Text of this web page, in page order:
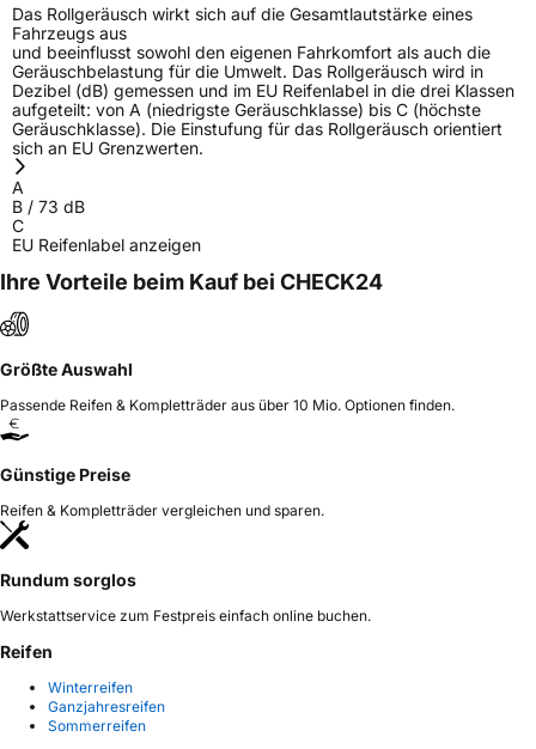
Das Rollgeräusch wirkt sich auf die Gesamtlautstärke eines
Fahrzeugs aus
und beeinflusst sowohl den eigenen Fahrkomfort als auch die
Geräuschbelastung für die Umwelt. Das Rollgeräusch wird in
Dezibel (dB) gemessen und im EU Reifenlabel in die drei Klassen
aufgeteilt: von A (niedrigste Geräuschklasse) bis C (höchste
Geräuschklasse). Die Einstufung für das Rollgeräusch orientiert
sich an EU Grenzwerten.
A
B / 73 dB
C
EU Reifenlabel anzeigen
Ihre Vorteile beim Kauf bei CHECK24
Größte Auswahl
Passende Reifen & Kompletträder aus über 10 Mio. Optionen finden.
Günstige Preise
Reifen & Kompletträder vergleichen und sparen.
Rundum sorglos
Werkstattservice zum Festpreis einfach online buchen.
Reifen
Winterreifen
Ganzjahresreifen
Sommerreifen